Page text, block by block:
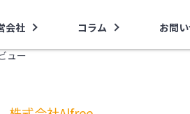
会社 コラム お問
ュー